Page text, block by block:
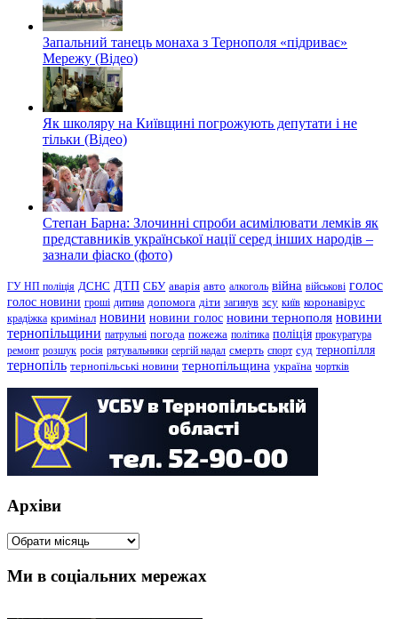
Запальний танець монаха з Тернополя «підриває»
Мережу (Відео)
Як школяру на Київщині погрожують депутати і не
тільки (Відео)
Степан Барна: Злочинні спроби асимілювати лемків як
представників української нації серед інших народів –
зазнали фіаско (фото)
ГУ НП поліція ДСНС ДТП СБУ аварія авто алкоголь війна військові голос
голос новини гроші дитина допомога діти загинув зсу київ коронавірус
крадіжка кримінал новини новини голос новини тернополя новини
тернопільщини патрульні погода пожежа політика поліція прокуратура
ремонт розшук росія рятувальники сергій надал смерть спорт суд тернопілля
тернопіль тернопільські новини тернопільщина україна чортків
Архіви
Архіви
Ми в соціальних мережах